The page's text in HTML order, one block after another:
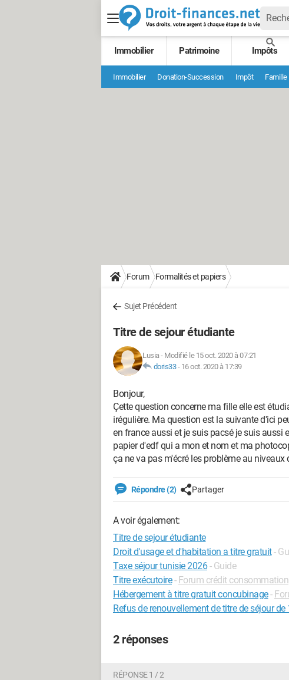
Immobilier Patrimoine Impôts
Immobilier Donation-Succession Impôt Famille
Forum Formalités et papiers
Sujet Précédent
Titre de sejour étudiante
Lusia- Modifié le 15 oct. 2020 à 07:21
doris33- 16 oct. 2020 à 17:39
Bonjour,
Çette question concerne ma fille elle est
irégulière. Ma question est la suivante d'ici
en france aussi et je suis pacsé je suis
papier d'edf qui a mon et nom et ma
ça ne va pas m'écré les problème au niveaux
Répondre (2) Partager
A voir également:
Titre de sejour étudiante
Droit d'usage et d'habitation a titre gratuit-
Taxe séjour tunisie 2026 - Guide
Titre exécutoire - Forum crédit consommation
Hébergement à titre gratuit concubinage-
Refus de renouvellement de titre de séjour
2 réponses
RÉPONSE 1 / 2